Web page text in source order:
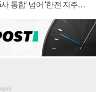
통합' 넘어 '한전 지주사'